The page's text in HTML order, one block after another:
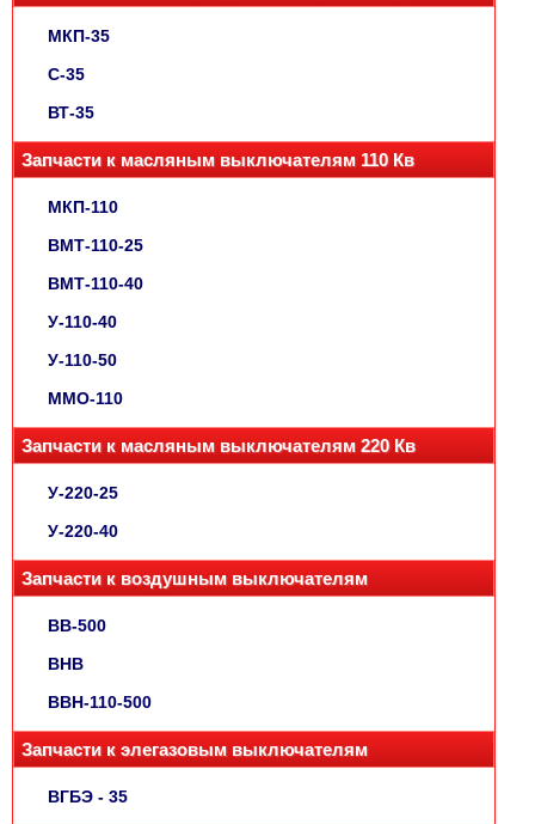
МКП-35
С-35
ВТ-35
Запчасти к масляным выключателям 110 Кв
МКП-110
ВМТ-110-25
ВМТ-110-40
У-110-40
У-110-50
ММО-110
Запчасти к масляным выключателям 220 Кв
У-220-25
У-220-40
Запчасти к воздушным выключателям
ВВ-500
ВНВ
ВВН-110-500
Запчасти к элегазовым выключателям
ВГБЭ - 35